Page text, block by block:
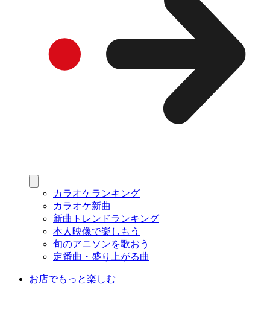
カラオケランキング
カラオケ新曲
新曲トレンドランキング
本人映像で楽しもう
旬のアニソンを歌おう
定番曲・盛り上がる曲
お店でもっと楽しむ